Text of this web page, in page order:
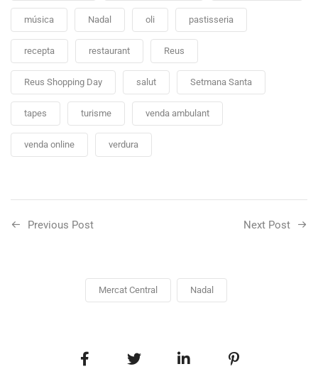
música Nadal oli pastisseria
recepta restaurant Reus
Reus Shopping Day salut Setmana Santa
tapes turisme venda ambulant
venda online verdura
Previous Post Next Post
Mercat Central Nadal